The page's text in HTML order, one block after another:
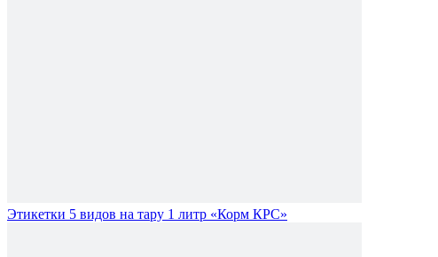
Этикетки 5 видов на тару 1 литр «Корм КРС»